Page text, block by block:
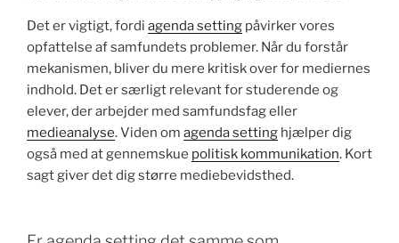
Det er vigtigt, fordi agenda setting påvirker vores
opfattelse af samfundets problemer. Når du forstår
mekanismen, bliver du mere kritisk over for mediernes
indhold. Det er særligt relevant for studerende og
elever, der arbejder med samfundsfag eller
medieanalyse. Viden om agenda setting hjælper dig
også med at gennemskue politisk kommunikation. Kort
sagt giver det dig større mediebevidsthed.